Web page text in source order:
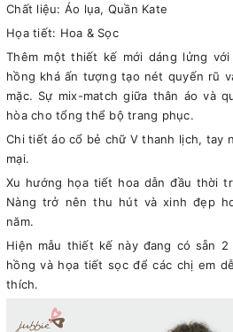
Chất liệu: Áo lụa, Quần Kate
Họa tiết: Hoa & Sọc
Thêm một thiết kế mới dáng lửng
hồng khá ấn tượng tạo nét quyến rũ
mặc. Sự mix-match giữa thân áo và
hòa cho tổng thể bộ trang phục.
Chi tiết áo cổ bẻ chữ V thanh lịch, tay
mại.
Xu hướng họa tiết hoa dẫn đầu thời
Nàng trở nên thu hút và xinh đẹp
năm.
Hiện mẫu thiết kế này đang có sẵn
hồng và họa tiết sọc để các chị em
thích.